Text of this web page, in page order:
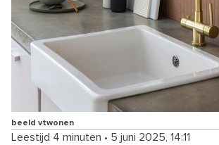
beeld vtwonen
Leestijd 4 minuten • 5 juni 2025, 14:11